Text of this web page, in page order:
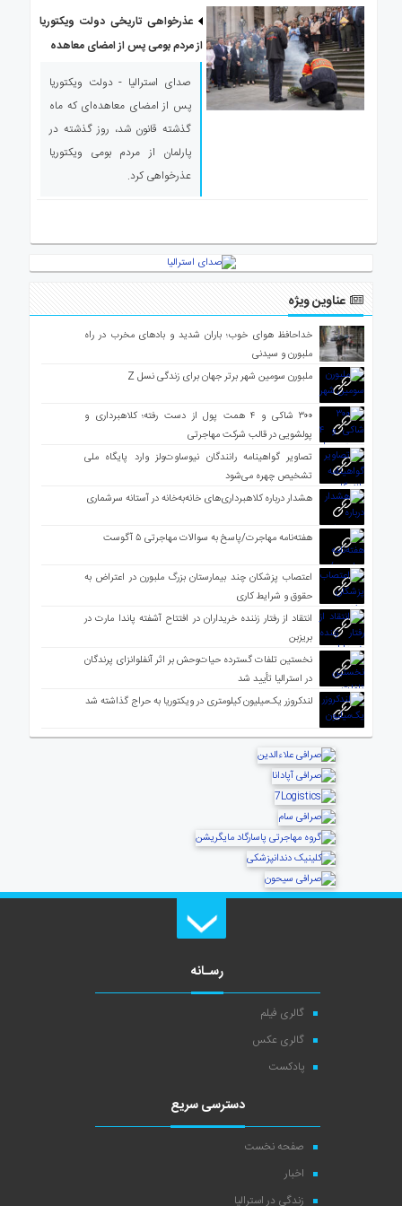
استرالیا
درباره
ارتباط
عذرخواهی تاریخی دولت ویکتوریا
از مردم بومی پس از امضای معاهده
صدای استرالیا - دولت ویکتوریا
پس از امضای معاهده‌ای که ماه
گذشته قانون شد، روز گذشته در
پارلمان از مردم بومی ویکتوریا
عذرخواهی کرد.
عناوین ویژه
خداحافظ هوای خوب؛ باران شدید و بادهای مخرب در راه
ملبورن و سیدنی
ملبورن سومین شهر برتر جهان برای زندگی نسل Z
۳۰۰ شاکی و ۴ همت پول از دست رفته؛ کلاهبرداری و
پولشویی در قالب شرکت مهاجرتی
تصاویر گواهینامه رانندگان نیوساوت‌ولز وارد پایگاه ملی
تشخیص چهره می‌شود
هشدار درباره کلاهبرداری‌های خانه‌به‌خانه در آستانه سرشماری
هفته‌نامه مهاجرت/پاسخ به سوالات مهاجرتی ۵ آگوست
اعتصاب پزشکان چند بیمارستان بزرگ ملبورن در اعتراض به
حقوق و شرایط کاری
انتقاد از رفتار زننده خریداران در افتتاح آشفته پاندا مارت در
بریزبن
نخستین تلفات گسترده حیات‌وحش بر اثر آنفلوانزای پرندگان
در استرالیا تأیید شد
لندکروزر یک‌میلیون کیلومتری در ویکتوریا به حراج گذاشته شد
رسـانه
گالری فیلم
گالری عکس
پادکست
دسترسی سریع
صفحه نخست
اخبار
زندگی در استرالیا